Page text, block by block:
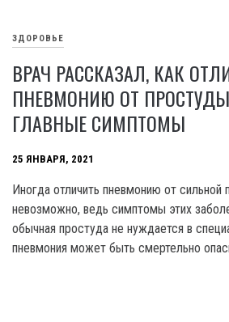
ЗДОРОВЬЕ
ВРАЧ РАССКАЗАЛ, КАК
ПНЕВМОНИЮ ОТ
ГЛАВНЫЕ СИМПТОМЫ
25 ЯНВАРЯ, 2021
Иногда отличить пневмонию от сильной
невозможно, ведь симптомы этих
обычная простуда не нуждается в
пневмония может быть смертельно